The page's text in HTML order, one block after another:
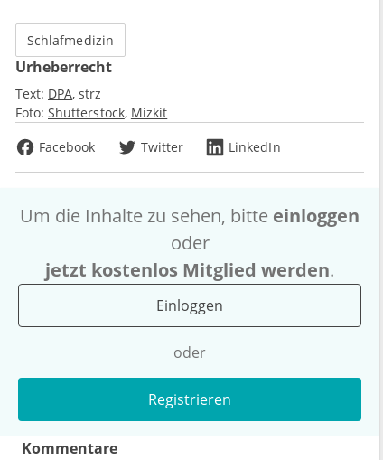
Schlafmedizin
Urheberrecht
Text: DPA strz
Foto: Shutterstock Mizkit
Facebook
Twitter LinkedIn
Um die Inhalte zu sehen, bitte einloggen
oder
jetzt kostenlos Mitglied werden.
Einloggen
oder
Registrieren
Kommentare